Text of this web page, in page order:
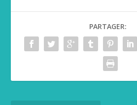
PARTAGER: